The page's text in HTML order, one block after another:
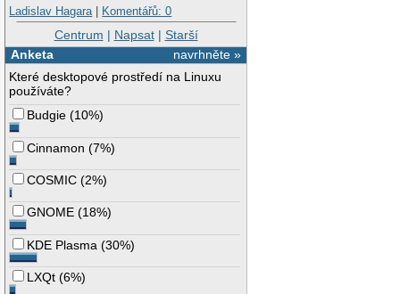
Ladislav Hagara| Komentářů: 0
Centrum | Napsat| Starší
navrhněte »
Anketa
Které desktopové prostředí na Linuxu
používáte?
Budgie (10%)
Cinnamon (7%)
COSMIC (2%)
GNOME (18%)
KDE Plasma (30%)
LXQt (6%)